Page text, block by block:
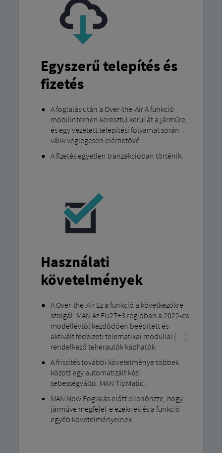
Egyszerű telepítés és
fizetés
A foglalás után a Over-the-Air A funkció
mobilinternen keresztül kerül át a járműre,
és egy vezetett telepítési folyamat során
válik véglegesen elérhetővé.
A fizetés egyetlen tranzakcióban történik.
Használati
követelmények
A Over-the-Air Ez a funkció a következőkre
szolgál: MAN Az EU27+3 régióban a 2022-es
modellévtől kezdődően beépített és
aktivált fedélzeti telematikai modullal (
)
rendelkező teherautók kaphatók.
A frissítés további követelménye többek
között egy automatizált kézi
sebességváltó. MAN TipMatic .
MAN Now Foglalás előtt ellenőrizze, hogy
járműve megfelel-e ezeknek és a funkció
egyéb követelményeinek.